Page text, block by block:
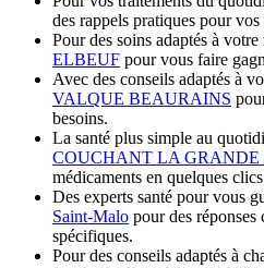
des rappels pratiques pour vos
Pour des soins adaptés à
ELBEUF pour vous faire
Avec des conseils adaptés à
VALQUE BEAURAINS
besoins.
La santé plus simple au
COUCHANT LA GRANDE
médicaments en quelques
Des experts santé pour vous
Saint-Malo pour des réponses
spécifiques.
Pour des conseils adaptés à